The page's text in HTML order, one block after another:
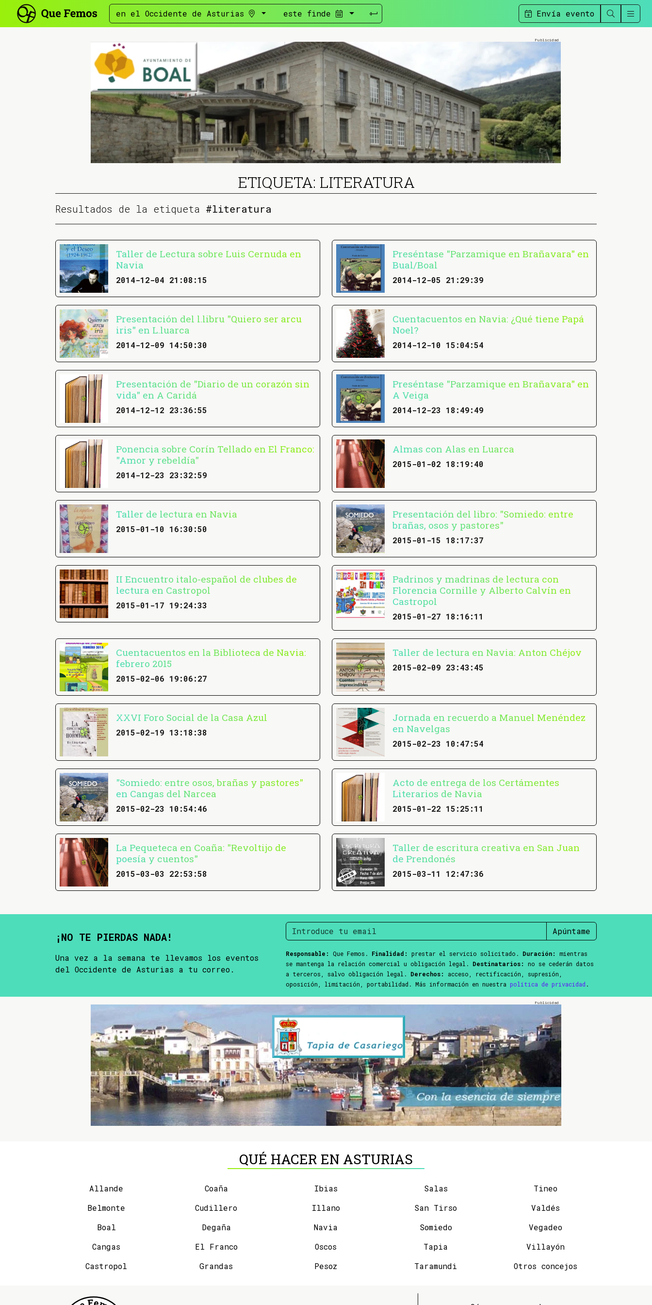
en el Occidente de Asturias este finde Envía evento
ETIQUETA: LITERATURA
Resultados de la etiqueta #literatura
Taller de Lectura sobre Luis Cernuda en
Navia
2014-12-04 21:08:15
Preséntase "Parzamique en Brañavara" en
Bual/Boal
2014-12-05 21:29:39
Presentación del l.libru "Quiero ser arcu
iris" en L.luarca
2014-12-09 14:50:30
Cuentacuentos en Navia: ¿Qué tiene Papá
Noel?
2014-12-10 15:04:54
Presentación de "Diario de un corazón sin
vida" en A Caridá
2014-12-12 23:36:55
Preséntase "Parzamique en Brañavara" en
A Veiga
2014-12-23 18:49:49
Ponencia sobre Corín Tellado en El Franco:
"Amor y rebeldía"
2014-12-23 23:32:59
Almas con Alas en Luarca
2015-01-02 18:19:40
Taller de lectura en Navia
2015-01-10 16:30:50
Presentación del libro: "Somiedo: entre
brañas, osos y pastores"
2015-01-15 18:17:37
II Encuentro italo-español de clubes de
lectura en Castropol
2015-01-17 19:24:33
Padrinos y madrinas de lectura con
Florencia Cornille y Alberto Calvín en
Castropol
2015-01-27 18:16:11
Cuentacuentos en la Biblioteca de Navia:
febrero 2015
2015-02-06 19:06:27
Taller de lectura en Navia: Anton Chéjov
2015-02-09 23:43:45
XXVI Foro Social de la Casa Azul
2015-02-19 13:18:38
Jornada en recuerdo a Manuel Menéndez
en Navelgas
2015-02-23 10:47:54
"Somiedo: entre osos, brañas y pastores"
en Cangas del Narcea
2015-02-23 10:54:46
Acto de entrega de los Certámentes
Literarios de Navia
2015-01-22 15:25:11
La Pequeteca en Coaña: "Revoltijo de
poesía y cuentos"
2015-03-03 22:53:58
Taller de escritura creativa en San Juan
de Prendonés
2015-03-11 12:47:36
¡NO TE PIERDAS NADA!
Una vez a la semana te llevamos los eventos
del Occidente de Asturias a tu correo.
Apúntame
Responsable: Que Femos. Finalidad: prestar el servicio solicitado. Duración:
mientras
se mantenga la relación comercial u obligación legal. Destinatarios:
no se cederán datos
a terceros, salvo obligación legal. Derechos:
acceso, rectificación, supresión,
oposición, limitación, portabilidad. Más información en nuestra política de privacidad .
QUÉ HACER EN ASTURIAS
Allande
Belmonte
Boal
Cangas
Castropol
Coaña
Cudillero
Degaña
El Franco
Grandas
Ibias
Illano
Navia
Oscos
Pesoz
Salas
San Tirso
Somiedo
Tapia
Taramundi
Tineo
Valdés
Vegadeo
Villayón
Otros concejos